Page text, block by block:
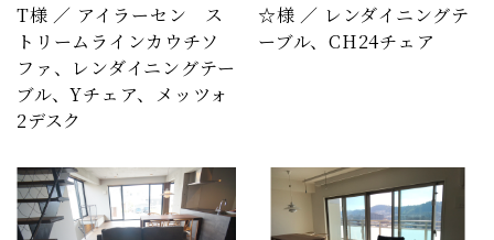
T様 ／ アイラーセン ス
トリームラインカウチソ
ファ、レンダイニングテー
ブル、Yチェア、メッツォ
2デスク
☆様 ／ レンダイニングテ
ーブル、CH24チェア